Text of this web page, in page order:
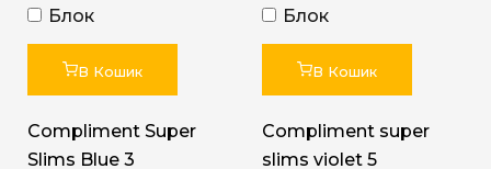
Блок
В Кошик
Compliment Super
Slims Blue 3
Блок
В Кошик
Compliment super
slims violet 5